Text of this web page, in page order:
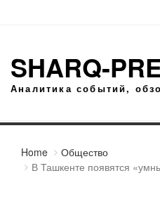
SHARQ-
Аналитика событий,
Home
Общество
В Ташкенте появятся